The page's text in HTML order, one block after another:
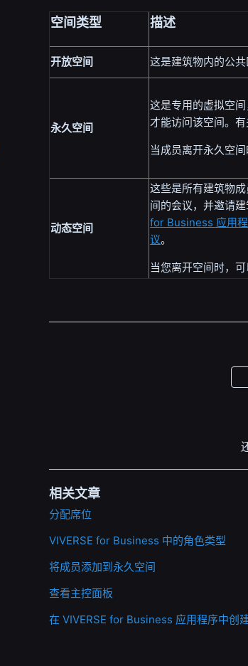
空间类型 描述
开放空间 这是建筑物内的公
永久空间
这是专用的虚拟空
才能访问该空间。
当成员离开永久空
动态空间
这些是所有建筑物
间的会议，并邀请
for Business 应用
议。
当您离开空间时，
相关文章
分配席位
VIVERSE for Business 中的角色类型
将成员添加到永久空间
查看主控面板
在 VIVERSE for Business 应用程序中创